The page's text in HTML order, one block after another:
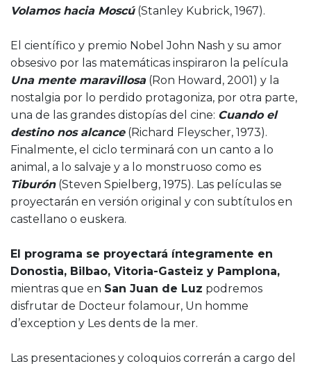
Volamos hacia Moscú(Stanley Kubrick, 1967).
El científico y premio Nobel John Nash y su amor
obsesivo por las matemáticas inspiraron la película
Una mente maravillosa(Ron Howard, 2001) y la
nostalgia por lo perdido protagoniza, por otra parte,
una de las grandes distopías del cine: Cuando el
destino nos alcance(Richard Fleyscher, 1973).
Finalmente, el ciclo terminará con un canto a lo
animal, a lo salvaje y a lo monstruoso como es
Tiburón(Steven Spielberg, 1975). Las películas se
proyectarán en versión original y con subtítulos en
castellano o euskera.
El programa se proyectará íntegramente en
Donostia, Bilbao, Vitoria-Gasteiz y Pamplona,
mientras que en San Juan de Luz podremos
disfrutar de Docteur folamour, Un homme
d’exception y Les dents de la mer.
Las presentaciones y coloquios correrán a cargo del